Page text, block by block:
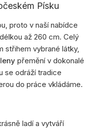
Písku
proto v naší nabídce
až 260 cm. Celý
střihem vybrané látky,
přemění v dokonalé
se odráží tradice
do práce vkládáme.
ladí a vytváří